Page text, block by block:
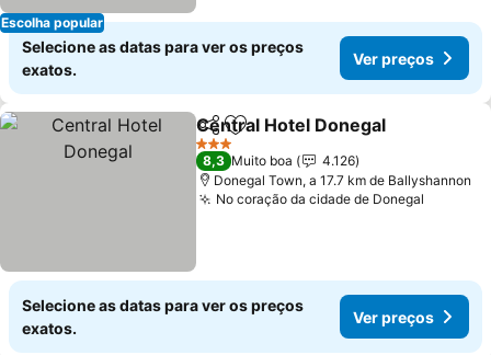
Escolha popular
Selecione as datas para ver os preços
exatos.
Ver preços
PartilharAdicionar aos favoritos
Central Hotel Donegal
3 Estrelas
8,3 Muito boa
4.126
Donegal Town, a 17.7 km de Ballyshannon
No coração da cidade de Donegal
Selecione as datas para ver os preços
exatos.
Ver preços